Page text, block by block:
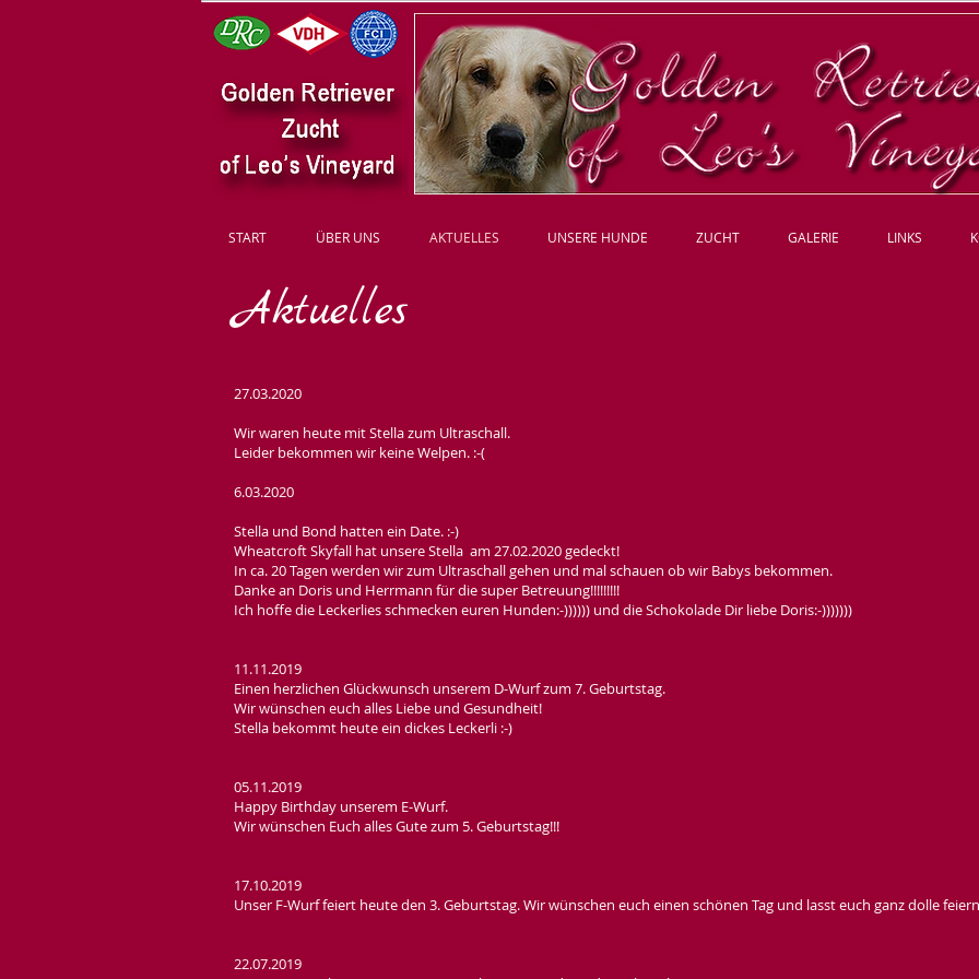
​Wellnesshotel
Aktuelles
27.03.2020
Wir waren heute mit Stella zum Ultraschall.
Leider bekommen wir keine Welpen. :-(
​​6.03.2020
Stella und Bond hatten ein Date. :-)
Wheatcroft Skyfall hat unsere Stella am 27.02.2020 gedeckt!
In ca. 20 Tagen werden wir zum Ultraschall gehen und mal schauen ob wir Babys bekommen.
Danke an Doris und Herrmann für die super Betreuung!!!!!!!!!
Ich hoffe die Leckerlies schmecken euren Hunden:-)))))) und die Schokolade Dir liebe Doris:-)))))))
11.11.2019
Einen herzlichen Glückwunsch unserem D-Wurf zum 7. Geburtstag.
Wir wünschen euch alles Liebe und Gesundheit!
Stella bekommt heute ein dickes Leckerli :-)
05.11.2019
Happy Birthday unserem E-Wurf.
Wir wünschen Euch alles Gute zum 5. Geburtstag!!!
17.10.2019
Unser F-Wurf feiert heute den 3. Geburtstag. Wir wünschen euch einen schönen Tag und lasst euch ganz dolle
22.07.2019
START ÜBER UNS AKTUELLES UNSERE HUNDE ZUCHT GALERIE LINKS